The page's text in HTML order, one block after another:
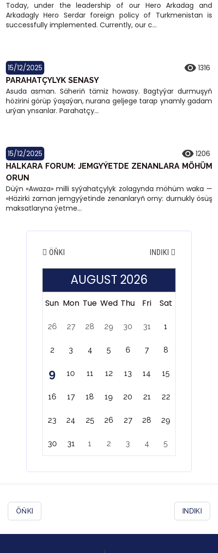
Today, under the leadership of our Hero Arkadag and
Arkadagly Hero Serdar foreign policy of Turkmenistan is
successfully implemented. Currently, our c...
15/12/2025 1316
PARAHATÇYLYK SENASY
Asuda asman. Säheriň tämiz howasy. Bagtyýar durmuşyň
hözirini görüp ýaşaýan, nurana geljege tarap ynamly gadam
urýan ynsanlar. Parahatçy...
15/12/2025 1206
HALKARA FORUM: JEMGYÝETDE ZENANLARA MÖHÜM
ORUN
Düýn «Awaza» milli syýahatçylyk zolagynda möhüm waka —
«Häzirki zaman jemgyýetinde zenanlaryň orny: durnukly ösüş
maksatlaryna ýetme...
ÖŇKI INDIKI
AUGUST 2026
Sun Mon Tue Wed Thu Fri Sat
26 27 28 29 30 31 1
2 3 4 5 6 7 8
9 10 11 12 13 14 15
16 17 18 19 20 21 22
23 24 25 26 27 28 29
30 31 1 2 3 4 5
ÖŇKI INDIKI